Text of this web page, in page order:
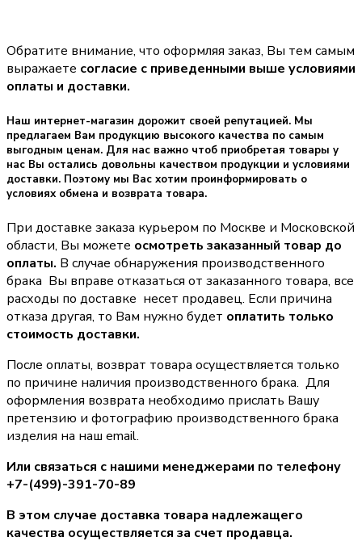
Обратите внимание, что оформляя заказ, Вы тем самым
выражаете согласие с приведенными выше условиями
оплаты и доставки.
Наш интернет-магазин дорожит своей репутацией. Мы
предлагаем Вам продукцию высокого качества по самым
выгодным ценам. Для нас важно чтоб приобретая товары у
нас Вы остались довольны качеством продукции и условиями
доставки. Поэтому мы Вас хотим проинформировать о
условиях обмена и возврата товара.
При доставке заказа курьером по Москве и Московской
области, Вы можете осмотреть заказанный товар до
оплаты. В случае обнаружения производственного
брака Вы вправе отказаться от заказанного товара, все
расходы по доставке несет продавец. Если причина
отказа другая, то Вам нужно будет оплатить только
стоимость доставки.
После оплаты, возврат товара осуществляется только
по причине наличия производственного брака. Для
оформления возврата необходимо прислать Вашу
претензию и фотографию производственного брака
изделия на наш email.
Или связаться с нашими менеджерами по телефону
+7-(499)-391-70-89
В этом случае доставка товара надлежащего
качества осуществляется за счет продавца.